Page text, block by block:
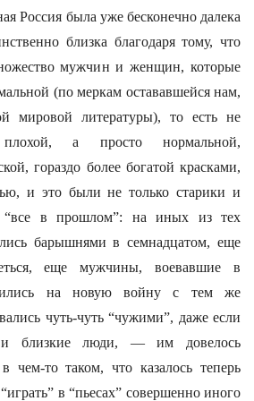
Россия была уже бесконечно далека
близка благодаря тому, что
мужчин и женщин, которые
(по меркам остававшейся нам,
мировой литературы), то есть не
а просто нормальной,
гораздо более богатой красками,
и это были не только старики и
“все в прошлом”: на иных из тех
барышнями в семнадцатом, еще
еще мужчины, воевавшие в
на новую войну с тем же
чуть-чуть “чужими”, даже если
близкие люди, — им довелось
в чем-то таком, что казалось теперь
в “пьесах” совершенно иного